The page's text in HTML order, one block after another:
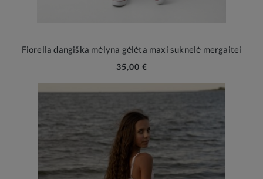
Fiorella dangiška mėlyna gėlėta maxi suknelė mergaitei
35,00 €